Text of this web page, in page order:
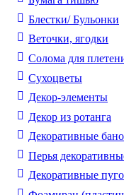
Блестки/ Бульонки
Веточки, ягодки
Солома для
Cухоцветы
Декор-элементы
Декор из ротанга
Декоративные
Перья
Декоративные